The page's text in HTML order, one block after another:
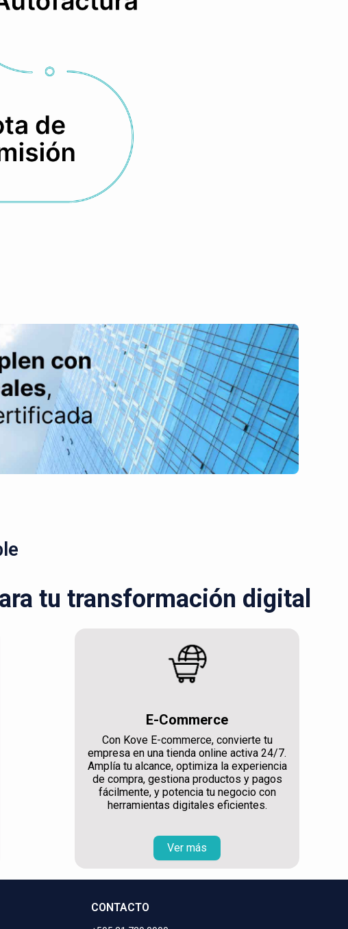
tu transformación digital
E-Commerce
Con Kove E-commerce, convierte tu
empresa en una tienda online activa 24/7.
Amplía tu alcance, optimiza la experiencia
de compra, gestiona productos y pagos
fácilmente, y potencia tu negocio con
herramientas digitales eficientes.
Ver más
CONTACTO